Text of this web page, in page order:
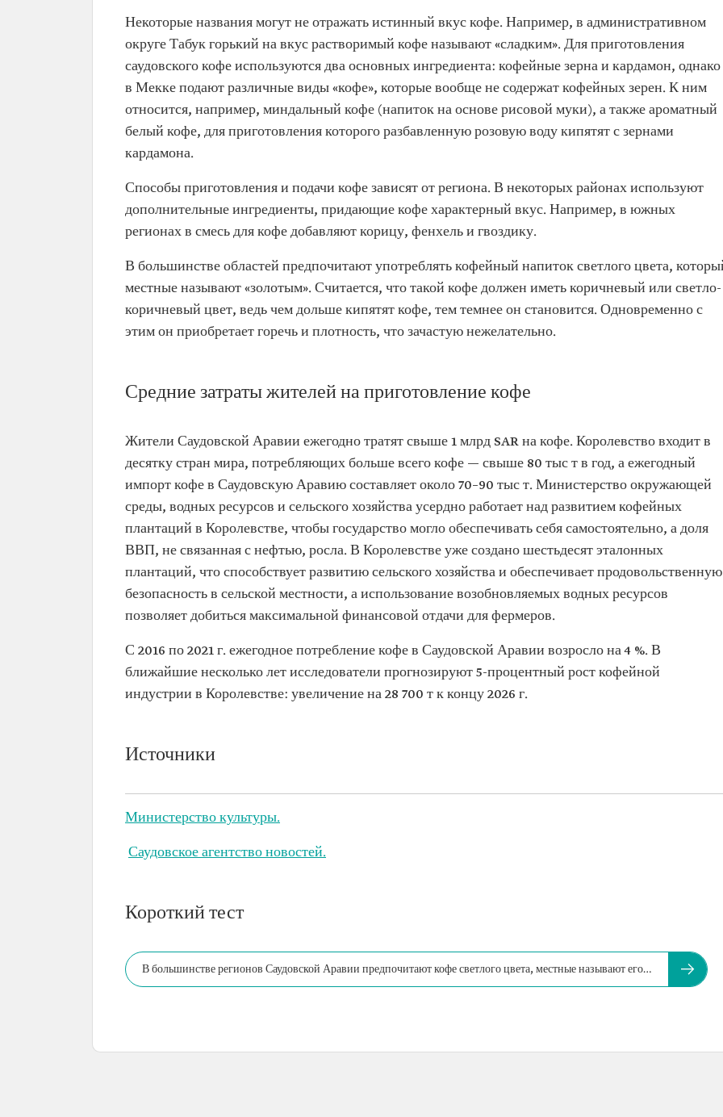
Некоторые названия могут не отражать истинный вкус кофе. Например, в административном
округе Табук горький на вкус растворимый кофе называют «сладким». Для приготовления
саудовского кофе используются два основных ингредиента: кофейные зерна и кардамон, однако
в Мекке подают различные виды «кофе», которые вообще не содержат кофейных зерен. К ним
относится, например, миндальный кофе (напиток на основе рисовой муки), а также ароматный
белый кофе, для приготовления которого разбавленную розовую воду кипятят с зернами
кардамона.
Способы приготовления и подачи кофе зависят от региона. В некоторых районах используют
дополнительные ингредиенты, придающие кофе характерный вкус. Например, в южных
регионах в смесь для кофе добавляют корицу, фенхель и гвоздику.
В большинстве областей предпочитают употреблять кофейный напиток светлого цвета,
местные называют «золотым». Считается, что такой кофе должен иметь коричневый или светло-
коричневый цвет, ведь чем дольше кипятят кофе, тем темнее он становится. Одновременно с
этим он приобретает горечь и плотность, что зачастую нежелательно.
Средние затраты жителей на приготовление кофе
Жители Саудовской Аравии ежегодно тратят свыше 1 млрд SAR на кофе. Королевство входит в
десятку стран мира, потребляющих больше всего кофе — свыше 80 тыс т в год, а ежегодный
импорт кофе в Саудовскую Аравию составляет около 70–90 тыс т. Министерство окружающей
среды, водных ресурсов и сельского хозяйства усердно работает над развитием кофейных
плантаций в Королевстве, чтобы государство могло обеспечивать себя самостоятельно, а доля
ВВП, не связанная с нефтью, росла. В Королевстве уже создано шестьдесят эталонных
плантаций, что способствует развитию сельского хозяйства и обеспечивает продовольственную
безопасность в сельской местности, а использование возобновляемых водных ресурсов
позволяет добиться максимальной финансовой отдачи для фермеров.
С 2016 по 2021 г. ежегодное потребление кофе в Саудовской Аравии возросло на 4 %. В
ближайшие несколько лет исследователи прогнозируют 5-процентный рост кофейной
индустрии в Королевстве: увеличение на 28 700 т к концу 2026 г.
Источники
Министерство культуры.
Саудовское агентство новостей.
Короткий тест
В большинстве регионов Саудовской Аравии предпочитают кофе светлого цвета, местные называют его…